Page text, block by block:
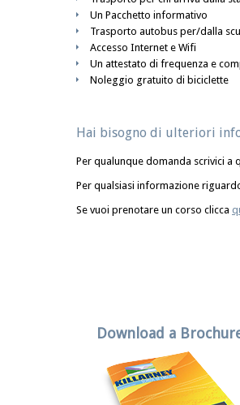
Un Pacchetto informativo
Trasporto autobus per/dalla
Accesso Internet e Wifi
Un attestato di frequenza e
Noleggio gratuito di biciclette
Hai bisogno di ulteriori
Per qualunque domanda scrivici a
Per qualsiasi informazione
Se vuoi prenotare un corso clicca
Download a